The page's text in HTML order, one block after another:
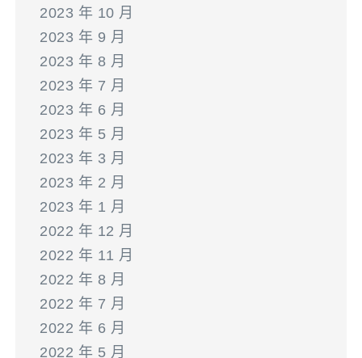
2023 年 10 月
2023 年 9 月
2023 年 8 月
2023 年 7 月
2023 年 6 月
2023 年 5 月
2023 年 3 月
2023 年 2 月
2023 年 1 月
2022 年 12 月
2022 年 11 月
2022 年 8 月
2022 年 7 月
2022 年 6 月
2022 年 5 月